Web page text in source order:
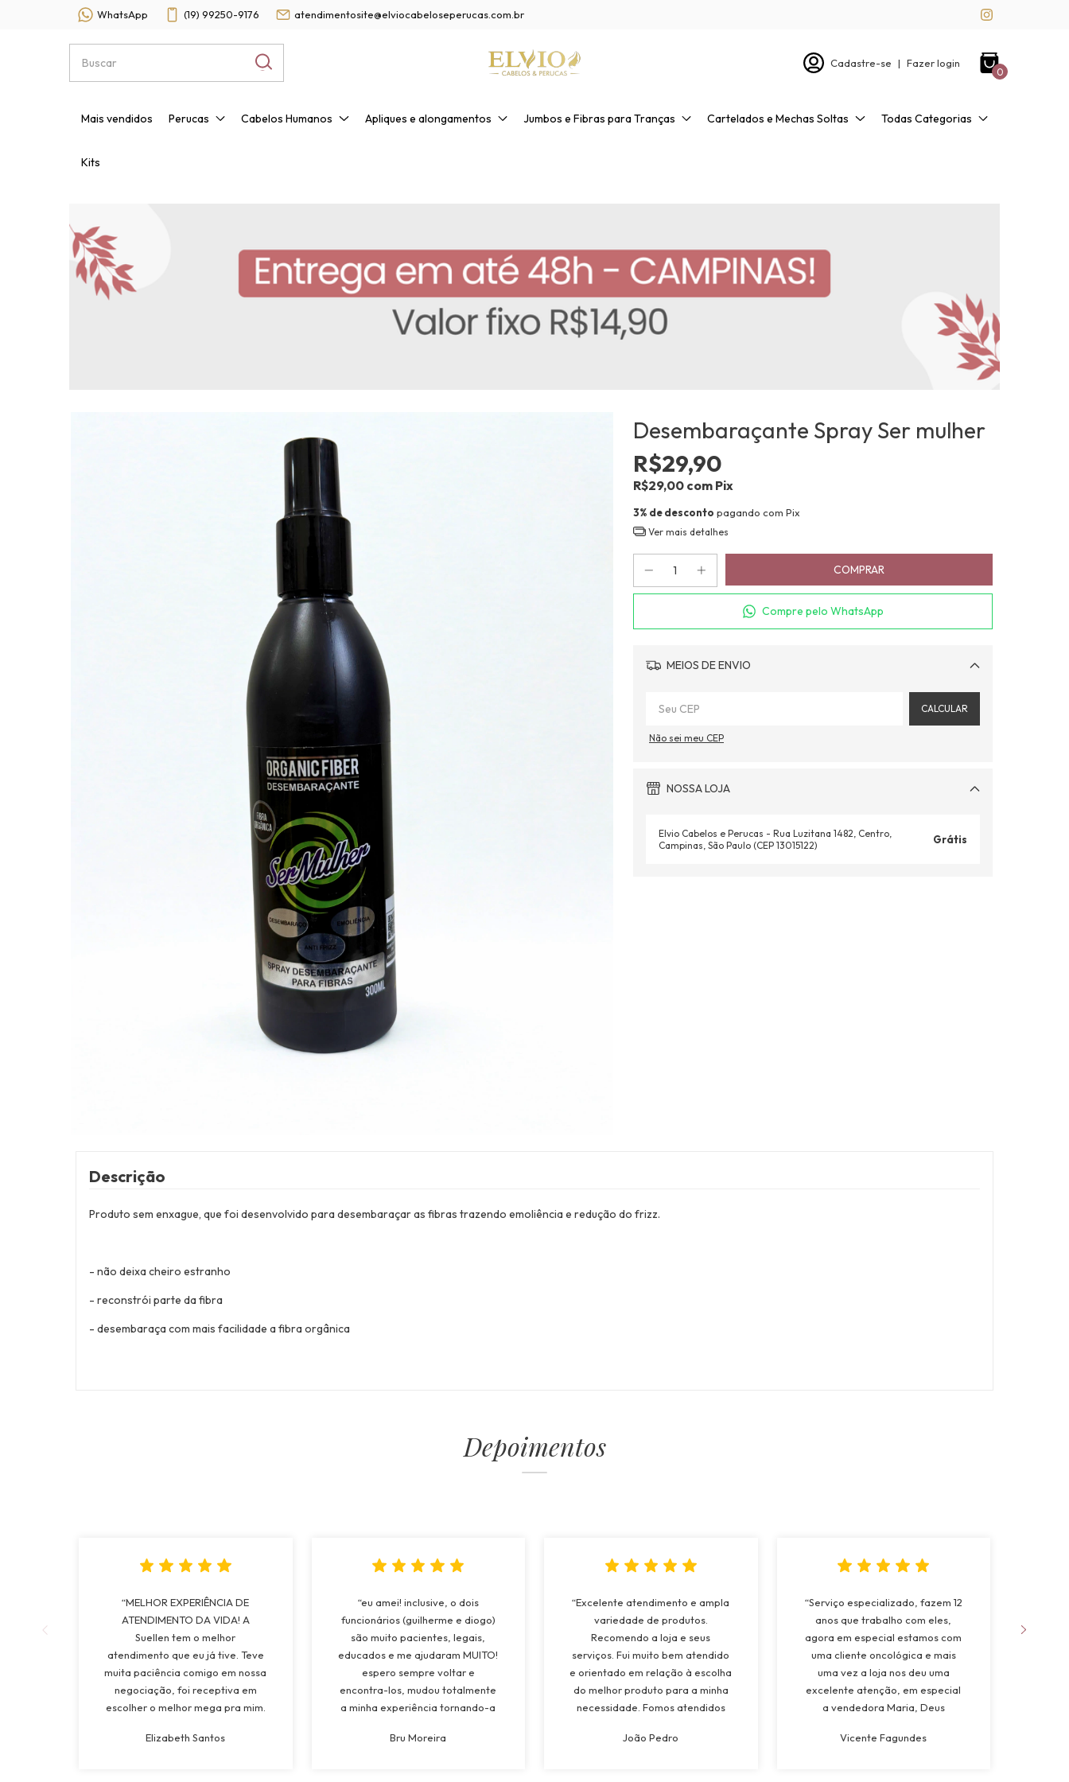
WhatsApp (19) 99250-9176 atendimentosite@elviocabeloseperucas.com.br
Cadastre-se | Fazer login
0
Mais vendidos Perucas Cabelos Humanos Apliques e alongamentos Jumbos e Fibras para Tranças Cartelados e Mechas Soltas Todas Categorias
Kits
Desembaraçante Spray Ser mulher
R$29,90
R$29,00 com Pix
3% de desconto pagando com Pix
Ver mais detalhes
Compre pelo WhatsApp
MEIOS DE ENVIO
Alterar CEP
CALCULAR
Não sei meu CEP
NOSSA LOJA
Elvio Cabelos e Perucas - Rua Luzitana 1482, Centro,
Campinas, São Paulo (CEP 13015122)
Grátis
Descrição
Produto sem enxague, que foi desenvolvido para desembaraçar as fibras trazendo emoliência e redução do frizz.
- não deixa cheiro estranho
- reconstrói parte da fibra
- desembaraça com mais facilidade a fibra orgânica
Depoimentos
“MELHOR EXPERIÊNCIA DE
ATENDIMENTO DA VIDA! A
Suellen tem o melhor
atendimento que eu já tive. Teve
muita paciência comigo em nossa
negociação, foi receptiva em
escolher o melhor mega pra mim.
mais de 15 anos e ganhei da
Elizabeth Santos
“eu amei! inclusive, o dois
funcionários (guilherme e diogo)
são muito pacientes, legais,
educados e me ajudaram MUITO!
espero sempre voltar e
encontra-los, mudou totalmente
a minha experiência tornando-a
os quais já estive! recomendarei
Bru Moreira
“Excelente atendimento e ampla
variedade de produtos.
Recomendo a loja e seus
serviços. Fui muito bem atendido
e orientado em relação à escolha
do melhor produto para a minha
necessidade. Fomos atendidos
atenção e suporte a todo
João Pedro
“Serviço especializado, fazem 12
anos que trabalho com eles,
agora em especial estamos com
uma cliente oncológica e mais
uma vez a loja nos deu uma
excelente atenção, em especial
a vendedora Maria, Deus
Vicente Fagundes